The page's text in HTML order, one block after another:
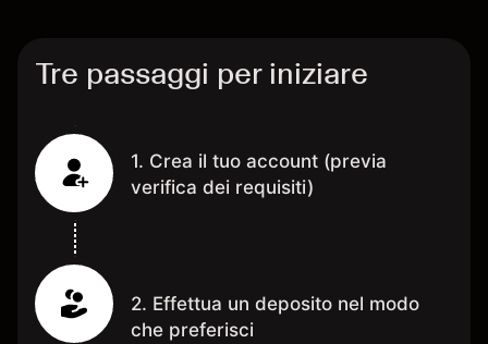
Tre passaggi per iniziare
1. Crea il tuo account (previa
verifica dei requisiti)
2. Effettua un deposito nel modo
che preferisci